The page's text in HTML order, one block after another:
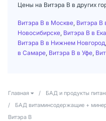
Цены на Витэра В в других
Витэра В в Москве Витэра В
Новосибирске Витэра В в
Витэра В в Нижнем Новгород
в Самаре Витэра В в Уфе
Главная / БАД и продукты
/
БАД витаминсодержащие +
Витэра В